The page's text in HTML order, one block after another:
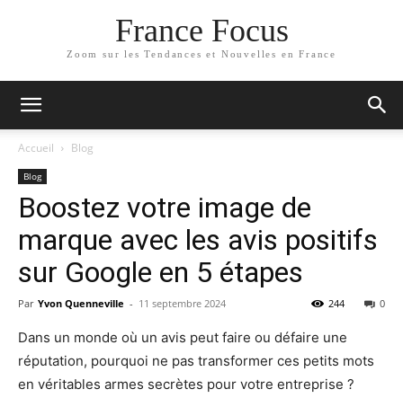
France Focus
Zoom sur les Tendances et Nouvelles en France
Accueil Blog
Blog
Boostez votre image de
marque avec les avis positifs
sur Google en 5 étapes
Par Yvon Quenneville - 11 septembre 2024 0
244
Dans un monde où un avis peut faire ou défaire une
réputation, pourquoi ne pas transformer ces petits mots
en véritables armes secrètes pour votre entreprise ?